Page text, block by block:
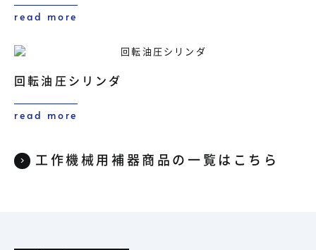
read more
回転油圧シリンダ
read more
工作機械用補器商品の一覧はこちら